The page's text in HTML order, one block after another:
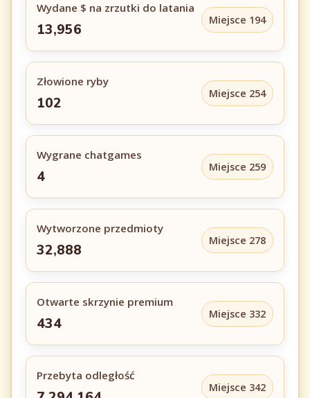
Wydane $ na zrzutki do latania
13,956
Miejsce 194
Złowione ryby
102
Miejsce 254
Wygrane chatgames
4
Miejsce 259
Wytworzone przedmioty
32,888
Miejsce 278
Otwarte skrzynie premium
434
Miejsce 332
Przebyta odległość
Miejsce 342